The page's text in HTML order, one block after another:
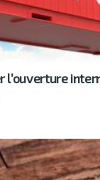
l’ouverture